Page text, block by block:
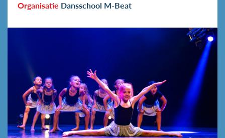
Organisatie Dansschool M-Beat